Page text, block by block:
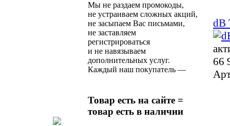
Мы не раздаем промокоды,
не устраиваем сложных акций,
не засыпаем Вас письмами,
не заставляем
регистрироваться
и не навязываем
дополнительных услуг.
Каждый наш покупатель —
он получает оптимальное
по стоимости и качеству
предложение от наших
Товар есть на сайте =
товар есть в наличии
dB
66